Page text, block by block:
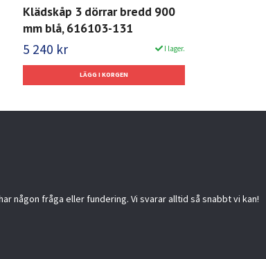
Klädskåp 3 dörrar bredd 900
mm blå, 616103-131
5 240 kr I lager.
någon fråga eller fundering. Vi svarar alltid så snabbt vi kan!